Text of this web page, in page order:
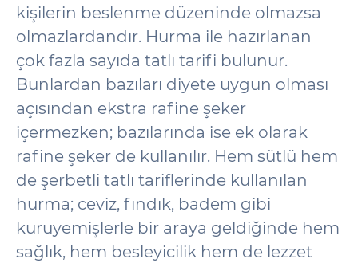
kişilerin beslenme düzeninde olmazsa
olmazlardandır. Hurma ile hazırlanan
çok fazla sayıda tatlı tarifi bulunur.
Bunlardan bazıları diyete uygun olması
açısından ekstra rafine şeker
içermezken; bazılarında ise ek olarak
rafine şeker de kullanılır. Hem sütlü hem
de şerbetli tatlı tariflerinde kullanılan
hurma; ceviz, fındık, badem gibi
kuruyemişlerle bir araya geldiğinde hem
sağlık, hem besleyicilik hem de lezzet